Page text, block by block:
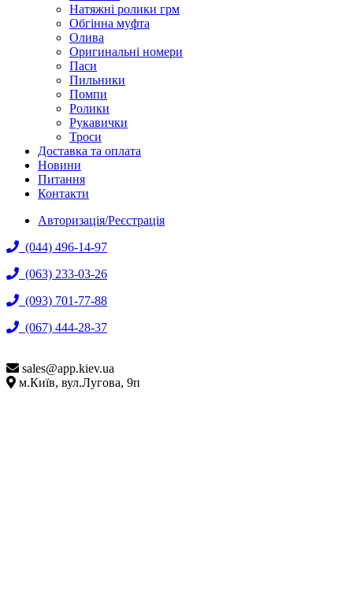
Натяжні ролики грм
Обгінна муфта
Олива
Оригинальні номери
Паси
Пильники
Помпи
Ролики
Рукавички
Троси
Доставка та оплата
Новини
Питання
Контакти
Авторизація/Реєстрація
(044) 496-14-97
(063) 233-03-26
(093) 701-77-88
(067) 444-28-37
sales@app.kiev.ua
м.Київ, вул.Лугова, 9п